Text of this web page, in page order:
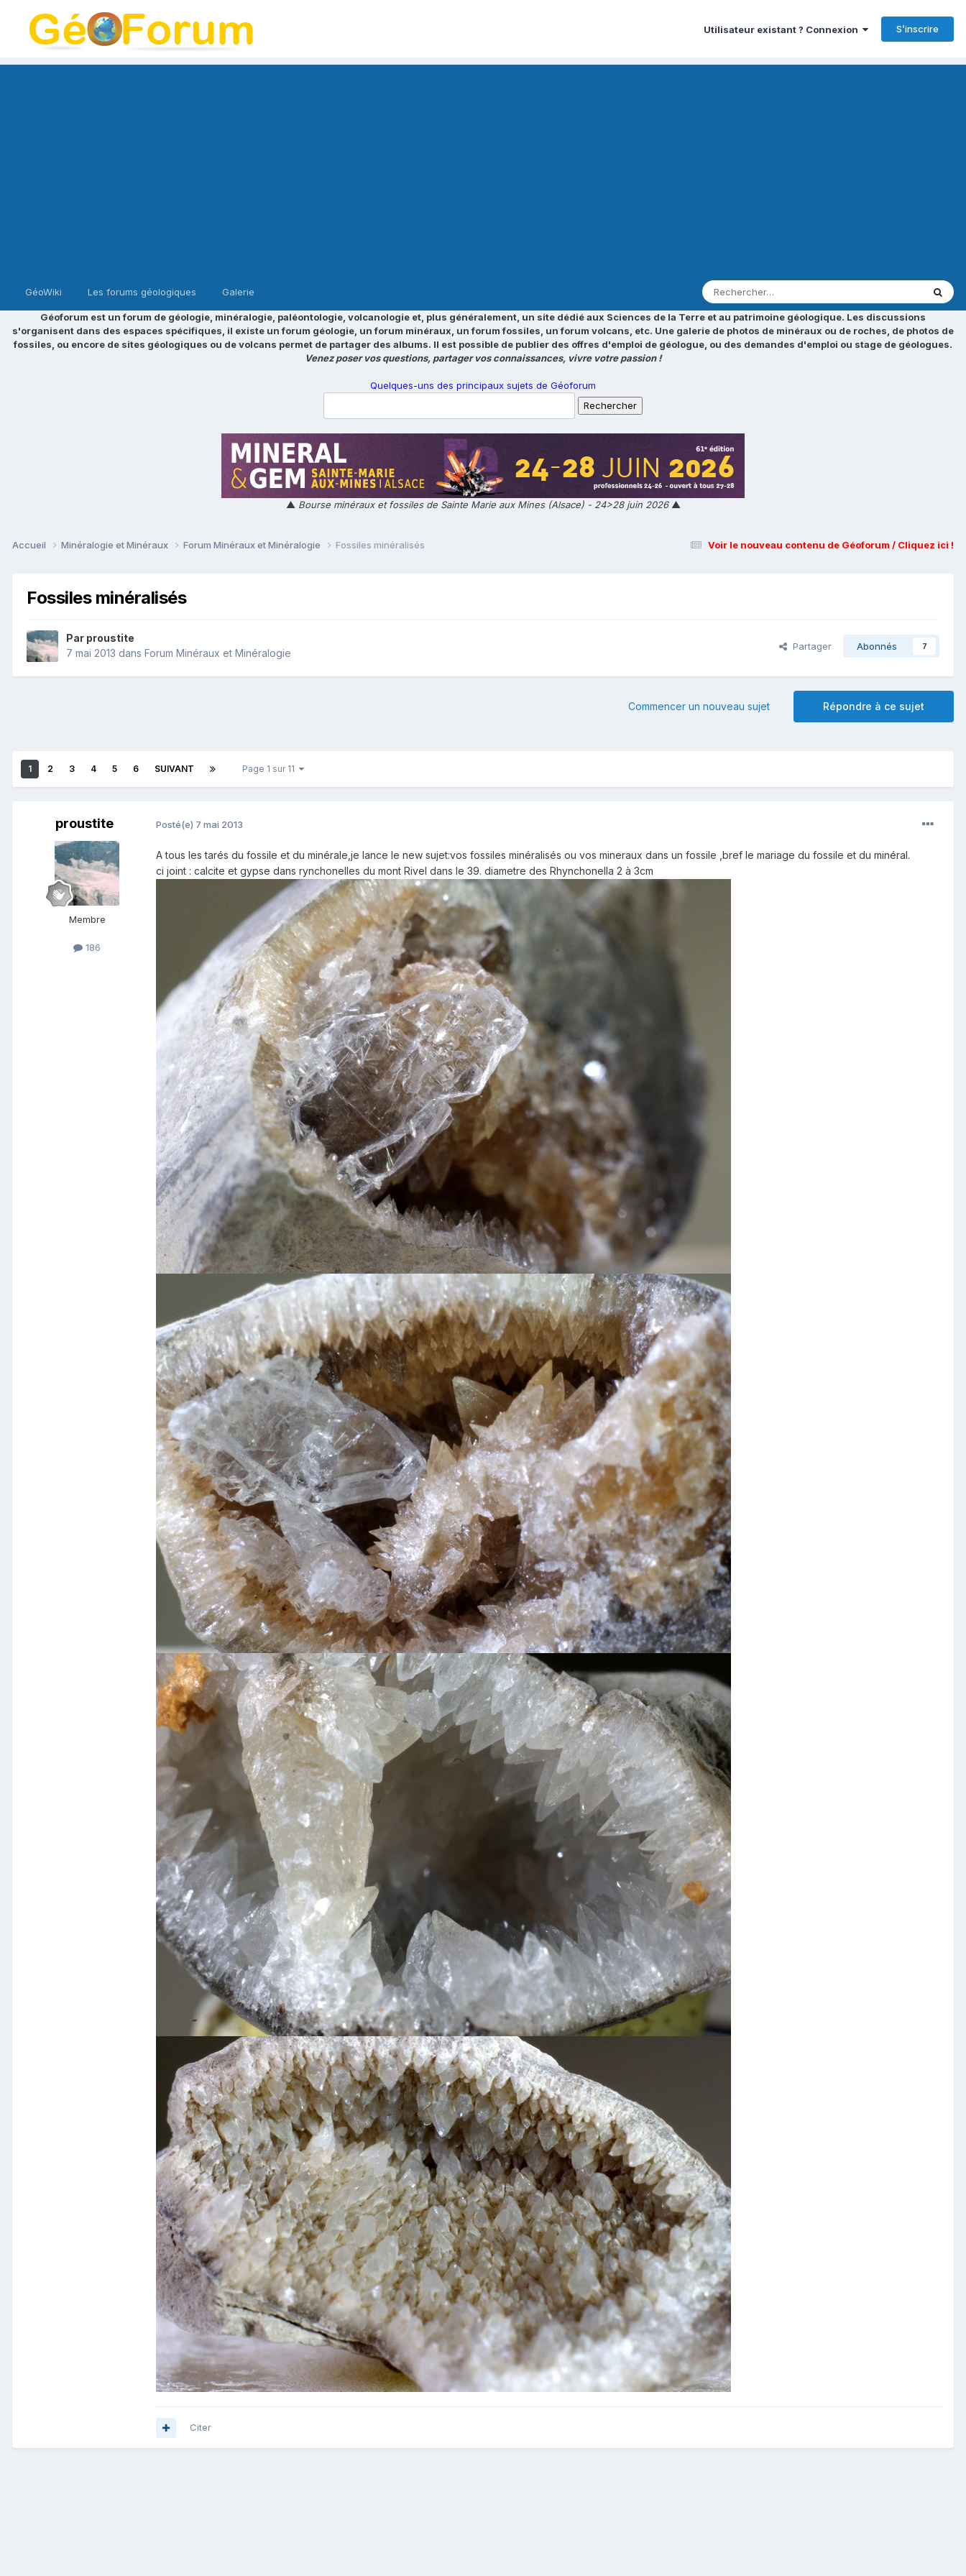
Utilisateur existant ? Connexion S’inscrire
GéoWiki Les forums géologiques Galerie
Géoforum est un forum de géologie, minéralogie, paléontologie, volcanologie et, plus généralement, un site dédié aux Sciences de la Terre et au patrimoine géologique. Les discussions
s'organisent dans des espaces spécifiques, il existe un forum géologie, un forum minéraux, un forum fossiles, un forum volcans, etc. Une galerie de photos de minéraux ou de roches, de photos de
fossiles, ou encore de sites géologiques ou de volcans permet de partager des albums. Il est possible de publier des offres d'emploi de géologue, ou des demandes d'emploi ou stage de géologues.
Venez poser vos questions, partager vos connaissances, vivre votre passion !
Quelques-uns des principaux sujets de Géoforum
▲ Bourse minéraux et fossiles de Sainte Marie aux Mines (Alsace) - 24>28 juin 2026▲
Voir le nouveau contenu de Géoforum / Cliquez ici !
Accueil Minéralogie et Minéraux Forum Minéraux et Minéralogie Fossiles minéralisés
Fossiles minéralisés
Par proustite
7 mai 2013 dans Forum Minéraux et Minéralogie
Partager Abonnés 7
Répondre à ce sujet
Commencer un nouveau sujet
1 2 3 4 5 6 SUIVANT Page 1 sur 11
proustite
Membre
186
Posté(e) 7 mai 2013
A tous les tarés du fossile et du minérale,je lance le new sujet:vos fossiles minéralisés ou vos mineraux dans un fossile ,bref le mariage du fossile et du minéral.
ci joint : calcite et gypse dans rynchonelles du mont Rivel dans le 39. diametre des Rhynchonella 2 à 3cm
Citer